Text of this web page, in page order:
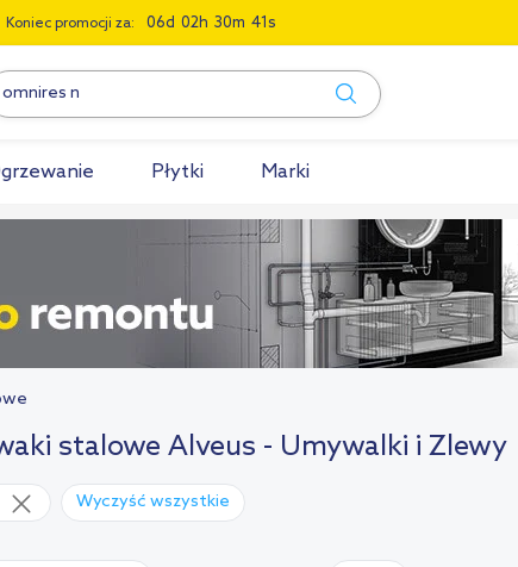
Koniec promocji za: 06 02 30 40
Płytki Marki
stalowe Alveus - Umywalki i Zlewy
Wyczyść wszystkie